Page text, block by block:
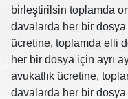
birleştirilsin toplamda
davalarda her bir dosya
ücretine, toplamda elli
her bir dosya için ayrı
avukatlık ücretine,
davalarda her bir dosya